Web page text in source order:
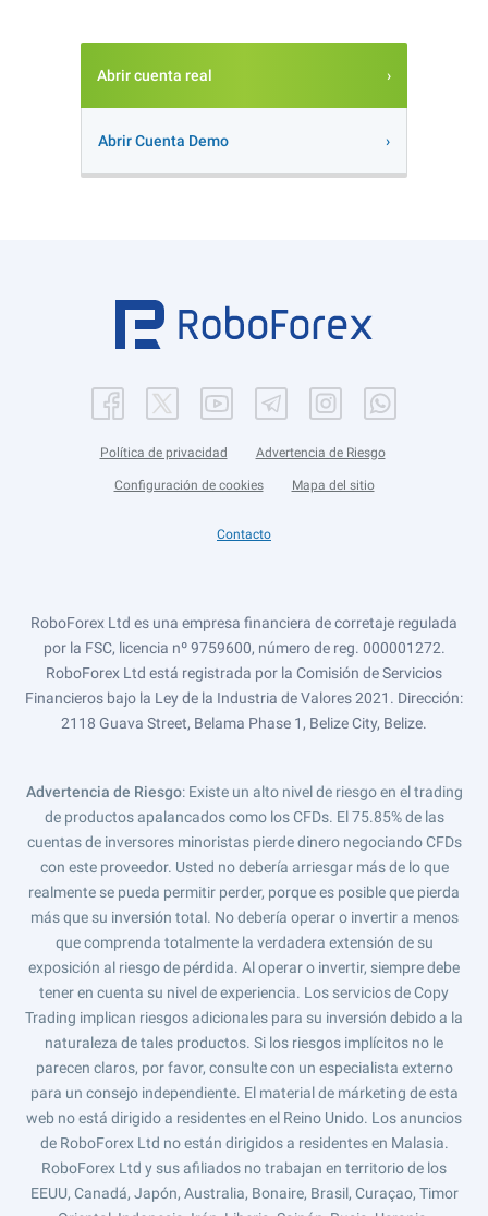
Abrir cuenta real
Abrir Cuenta Demo
Política de privacidad Advertencia de Riesgo
Configuración de cookies Mapa del sitio
Contacto
RoboForex Ltd es una empresa financiera de corretaje regulada
por la FSC, licencia nº 9759600, número de reg. 000001272.
RoboForex Ltd está registrada por la Comisión de Servicios
Financieros bajo la Ley de la Industria de Valores 2021. Dirección:
2118 Guava Street, Belama Phase 1, Belize City, Belize.
Advertencia de Riesgo: Existe un alto nivel de riesgo en el trading
de productos apalancados como los CFDs. El 75.85% de las
cuentas de inversores minoristas pierde dinero negociando CFDs
con este proveedor. Usted no debería arriesgar más de lo que
realmente se pueda permitir perder, porque es posible que pierda
más que su inversión total. No debería operar o invertir a menos
que comprenda totalmente la verdadera extensión de su
exposición al riesgo de pérdida. Al operar o invertir, siempre debe
tener en cuenta su nivel de experiencia. Los servicios de Copy
Trading implican riesgos adicionales para su inversión debido a la
naturaleza de tales productos. Si los riesgos implícitos no le
parecen claros, por favor, consulte con un especialista externo
para un consejo independiente. El material de márketing de esta
web no está dirigido a residentes en el Reino Unido. Los anuncios
de RoboForex Ltd no están dirigidos a residentes en Malasia.
RoboForex Ltd y sus afiliados no trabajan en territorio de los
EEUU, Canadá, Japón, Australia, Bonaire, Brasil, Curaçao, Timor